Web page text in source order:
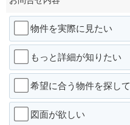
物件を実際に見たい
もっと詳細が知りたい
希望に合う物件を探し
図面が欲しい